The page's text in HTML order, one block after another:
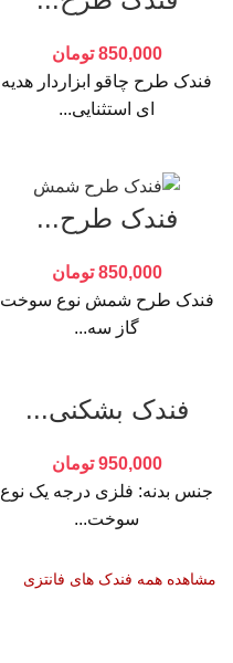
850,000 تومان
فندک طرح چاقو ابزاردار هدیه
ای استثنایی...
فندک طرح...
850,000 تومان
فندک طرح شمش نوع سوخت
گاز سه...
فندک بشکنی...
950,000 تومان
جنس بدنه: فلزی درجه یک نوع
سوخت...
مشاهده همه فندک های فانتزی